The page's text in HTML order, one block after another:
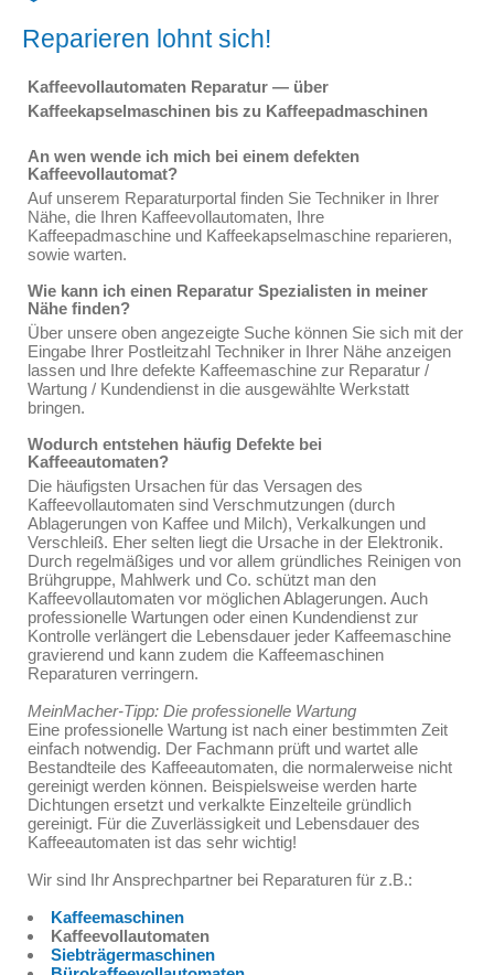
Reparieren lohnt sich!
Kaffeevollautomaten Reparatur — über
Kaffeekapselmaschinen bis zu Kaffeepadmaschinen
An wen wende ich mich bei einem defekten
Kaffeevollautomat?
Auf unserem Reparaturportal finden Sie Techniker in Ihrer
Nähe, die Ihren Kaffeevollautomaten, Ihre
Kaffeepadmaschine und Kaffeekapselmaschine reparieren,
sowie warten.
Wie kann ich einen Reparatur Spezialisten in meiner
Nähe finden?
Über unsere oben angezeigte Suche können Sie sich mit der
Eingabe Ihrer Postleitzahl Techniker in Ihrer Nähe anzeigen
lassen und Ihre defekte Kaffeemaschine zur Reparatur /
Wartung / Kundendienst in die ausgewählte Werkstatt
bringen.
Wodurch entstehen häufig Defekte bei
Kaffeeautomaten?
Die häufigsten Ursachen für das Versagen des
Kaffeevollautomaten sind Verschmutzungen (durch
Ablagerungen von Kaffee und Milch), Verkalkungen und
Verschleiß. Eher selten liegt die Ursache in der Elektronik.
Durch regelmäßiges und vor allem gründliches Reinigen von
Brühgruppe, Mahlwerk und Co. schützt man den
Kaffeevollautomaten vor möglichen Ablagerungen. Auch
professionelle Wartungen oder einen Kundendienst zur
Kontrolle verlängert die Lebensdauer jeder Kaffeemaschine
gravierend und kann zudem die Kaffeemaschinen
Reparaturen verringern.
MeinMacher-Tipp: Die professionelle Wartung
Eine professionelle Wartung ist nach einer bestimmten Zeit
einfach notwendig. Der Fachmann prüft und wartet alle
Bestandteile des Kaffeeautomaten, die normalerweise nicht
gereinigt werden können. Beispielsweise werden harte
Dichtungen ersetzt und verkalkte Einzelteile gründlich
gereinigt. Für die Zuverlässigkeit und Lebensdauer des
Kaffeeautomaten ist das sehr wichtig!
Wir sind Ihr Ansprechpartner bei Reparaturen für z.B.:
Kaffeemaschinen
Kaffeevollautomaten
Siebträgermaschinen